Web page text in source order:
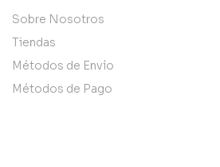
Sobre Nosotros
Tiendas
Métodos de Envío
Métodos de Pago